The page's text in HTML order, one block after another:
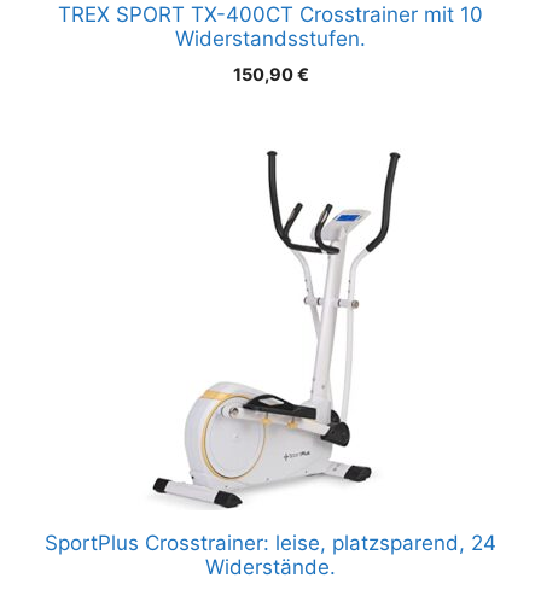
TREX SPORT TX-400CT Crosstrainer mit 10
Widerstandsstufen.
150,90€
SportPlus Crosstrainer: leise, platzsparend, 24
Widerstände.